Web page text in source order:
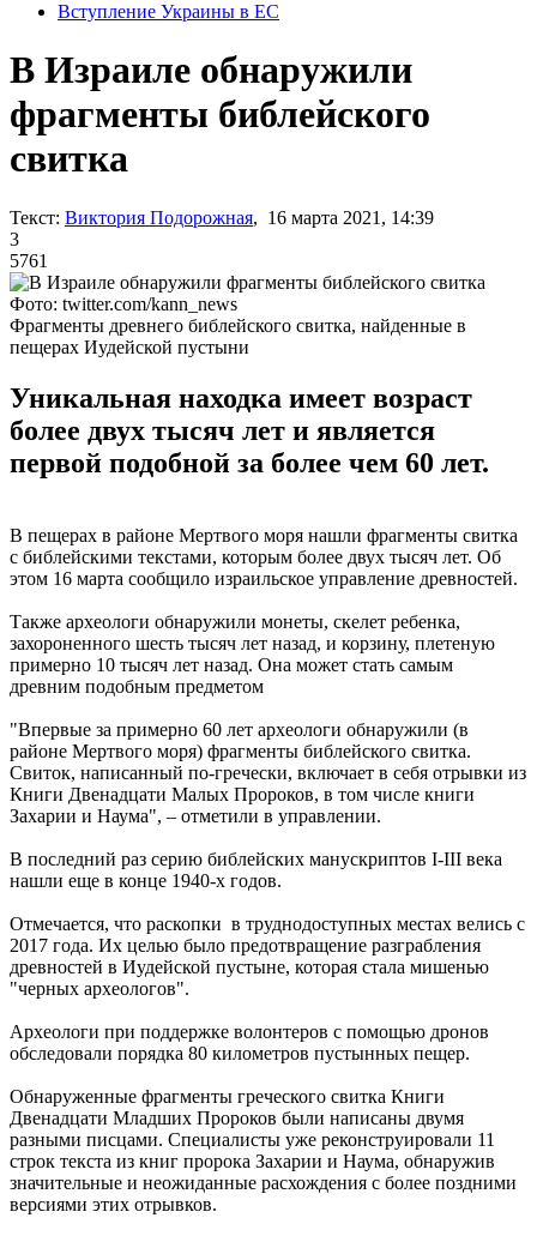
Вступление Украины в ЕС
В Израиле обнаружили
фрагменты библейского
свитка
Текст: Виктория Подорожная, 16 марта 2021, 14:39
3
5761
Фото: twitter.com/kann_news
Фрагменты древнего библейского свитка, найденные в
пещерах Иудейской пустыни
Уникальная находка имеет возраст
более двух тысяч лет и является
первой подобной за более чем 60 лет.
В пещерах в районе Мертвого моря нашли фрагменты свитка
с библейскими текстами, которым более двух тысяч лет. Об
этом 16 марта сообщило израильское управление древностей.
Также археологи обнаружили монеты, скелет ребенка,
захороненного шесть тысяч лет назад, и корзину, плетеную
примерно 10 тысяч лет назад. Она может стать самым
древним подобным предметом
"Впервые за примерно 60 лет археологи обнаружили (в
районе Мертвого моря) фрагменты библейского свитка.
Свиток, написанный по-гречески, включает в себя отрывки из
Книги Двенадцати Малых Пророков, в том числе книги
Захарии и Наума", – отметили в управлении.
В последний раз серию библейских манускриптов I-III века
нашли еще в конце 1940-х годов.
Отмечается, что раскопки в труднодоступных местах велись с
2017 года. Их целью было предотвращение разграбления
древностей в Иудейской пустыне, которая стала мишенью
"черных археологов".
Археологи при поддержке волонтеров с помощью дронов
обследовали порядка 80 километров пустынных пещер.
Обнаруженные фрагменты греческого свитка Книги
Двенадцати Младших Пророков были написаны двумя
разными писцами. Специалисты уже реконструировали 11
строк текста из книг пророка Захарии и Наума, обнаружив
значительные и неожиданные расхождения с более поздними
версиями этих отрывков.